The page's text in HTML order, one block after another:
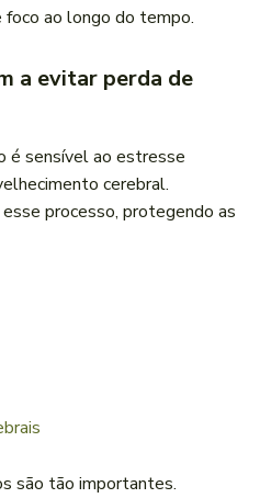
foco ao longo do tempo.
a evitar perda de
é sensível ao estresse
cerebral.
processo, protegendo as
são tão importantes.